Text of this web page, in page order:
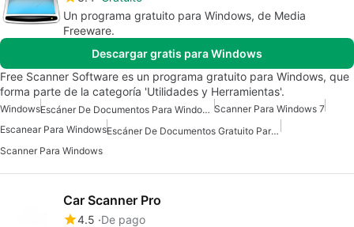
Un programa gratuito para Windows, de Media
Freeware.
Descargar gratis para Windows
Free Scanner Software es un programa gratuito para Windows, que
forma parte de la categoría 'Utilidades y Herramientas'.
Windows Escáner De Documentos Para Windows Scanner Para Windows 7
Escanear Para Windows
Escáner De Documentos Gratuito Para Windows
Scanner Para Windows
Car Scanner Pro
4.5 De pago